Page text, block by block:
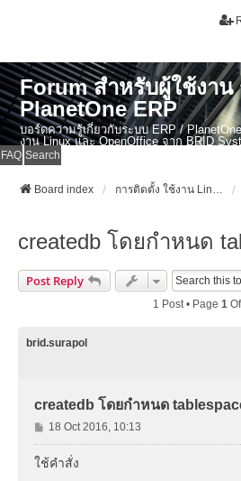
Forum สำหรับผู้ใช้งาน
PlanetOne ERP
บอร์ดความรู้เกี่ยวกับระบบ ERP /
งาน Linux และ OpenOffice จาก BRID
FAQ Search
Board index การติดตั้ง ใช้งาน Linux, OSX และ OpenSource Softwares
createdb โดยกำหนด
Post Reply
1 Post • Page 1 Of
brid.surapol
createdb โดยกำหนด
P
o
s
18 Oct 2016, 10:13
ใช้คำสั่ง